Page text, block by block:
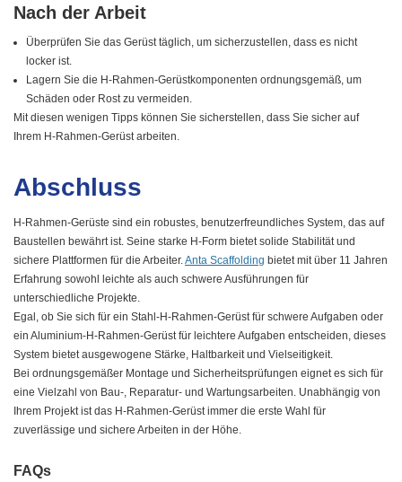
Nach der Arbeit
Überprüfen Sie das Gerüst täglich, um sicherzustellen, dass es nicht
locker ist.
Lagern Sie die H-Rahmen-Gerüstkomponenten ordnungsgemäß, um
Schäden oder Rost zu vermeiden.
Mit diesen wenigen Tipps können Sie sicherstellen, dass Sie sicher auf
Ihrem H-Rahmen-Gerüst arbeiten.
Abschluss
H-Rahmen-Gerüste sind ein robustes, benutzerfreundliches System, das auf
Baustellen bewährt ist. Seine starke H-Form bietet solide Stabilität und
sichere Plattformen für die Arbeiter.Anta Scaffolding bietet mit über 11 Jahren
Erfahrung sowohl leichte als auch schwere Ausführungen für
unterschiedliche Projekte.
Egal, ob Sie sich für ein Stahl-H-Rahmen-Gerüst für schwere Aufgaben oder
ein Aluminium-H-Rahmen-Gerüst für leichtere Aufgaben entscheiden, dieses
System bietet ausgewogene Stärke, Haltbarkeit und Vielseitigkeit.
Bei ordnungsgemäßer Montage und Sicherheitsprüfungen eignet es sich für
eine Vielzahl von Bau-, Reparatur- und Wartungsarbeiten. Unabhängig von
Ihrem Projekt ist das H-Rahmen-Gerüst immer die erste Wahl für
zuverlässige und sichere Arbeiten in der Höhe.
FAQs